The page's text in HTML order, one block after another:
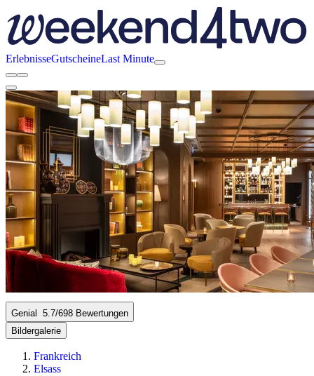
ErlebnisseGutscheineLast Minute
Genial 5.7/698 Bewertungen
Bildergalerie
Frankreich
Elsass